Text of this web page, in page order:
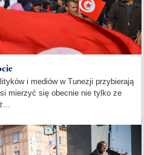
i mediów w Tunezji przybierają
mierzyć się obecnie nie tylko ze